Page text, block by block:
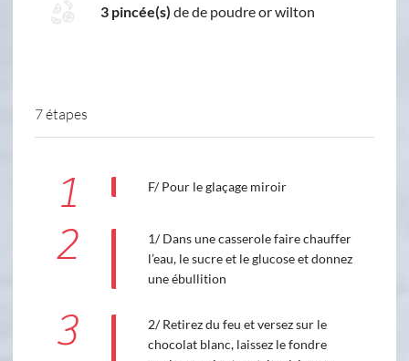
3 pincée(s) de de poudre or wilton
7 étapes
1 F/ Pour le glaçage miroir
2
1/ Dans une casserole faire chauffer
l’eau, le sucre et le glucose et donnez
une ébullition
3
2/ Retirez du feu et versez sur le
chocolat blanc, laissez le fondre